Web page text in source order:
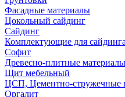
Фасадные материалы
Цокольный сайдинг
Сайдинг
Комплектующие для сайдинга
Софит
Древесно-плитные материалы
Щит мебельный
ЦСП, Цементно-стружечные
Оргалит